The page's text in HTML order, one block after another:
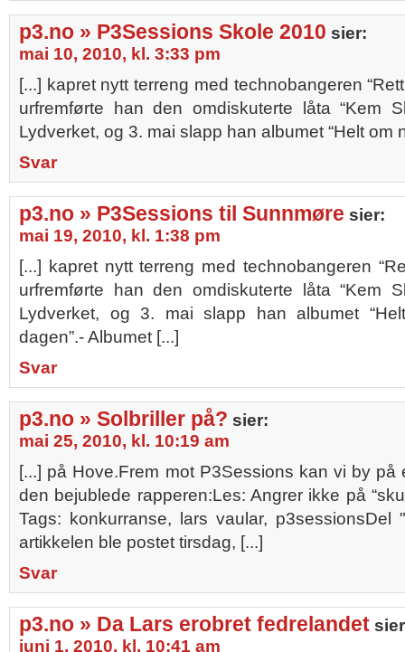
p3.no » P3Sessions Skole 2010 sier:
mai 10, 2010, kl. 3:33 pm
[...] kapret nytt terreng med technobangeren
urfremførte han den omdiskuterte låta “Kem
Lydverket, og 3. mai slapp han albumet “Helt om
Svar
p3.no » P3Sessions til Sunnmøre sier:
mai 19, 2010, kl. 1:38 pm
[...] kapret nytt terreng med technobangeren
urfremførte han den omdiskuterte låta “Kem
Lydverket, og 3. mai slapp han albumet
dagen”.- Albumet [...]
Svar
p3.no » Solbriller på? sier:
mai 25, 2010, kl. 10:19 am
[...] på Hove.Frem mot P3Sessions kan vi by
den bejublede rapperen:Les: Angrer ikke på
Tags: konkurranse, lars vaular, p3sessionsDel
artikkelen ble postet tirsdag, [...]
Svar
p3.no » Da Lars erobret fedrelandet
juni 1, 2010, kl. 10:41 am